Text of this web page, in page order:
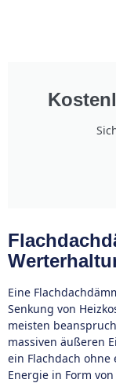
Eine
Senkung von
meisten
massiven äußeren
ein Flachdach
Energie in Form